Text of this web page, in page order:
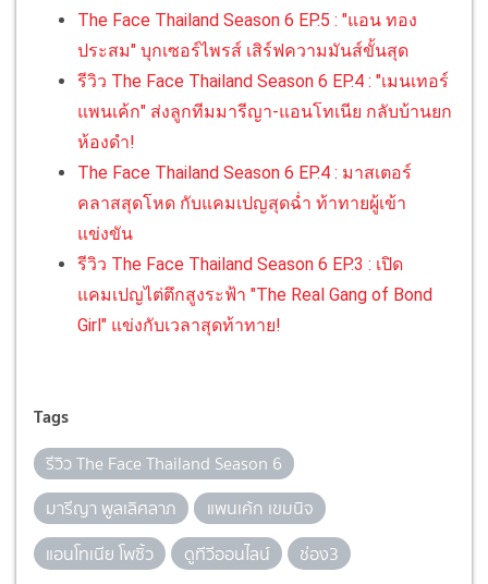
The Face Thailand Season 6 EP.5 : "แอน ทอง
ประสม" บุกเซอร์ไพรส์ เสิร์ฟความมันส์ขั้นสุด
รีวิว The Face Thailand Season 6 EP.4 : "เมนเทอร์
แพนเค้ก" ส่งลูกทีมมารีญา-แอนโทเนีย กลับบ้านยก
ห้องดำ!
The Face Thailand Season 6 EP.4 : มาสเตอร์
คลาสสุดโหด กับแคมเปญสุดฉ่ำ ท้าทายผู้เข้า
แข่งขัน
รีวิว The Face Thailand Season 6 EP.3 : เปิด
แคมเปญไต่ตึกสูงระฟ้า "The Real Gang of Bond
Girl" แข่งกับเวลาสุดท้าทาย!
Tags
รีวิว The Face Thailand Season 6
มารีญา พูลเลิศลาภ
แพนเค้ก เขมนิจ
แอนโทเนีย โพซิ้ว
ดูทีวีออนไลน์ ช่อง3